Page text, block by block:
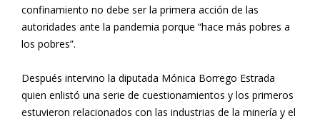
confinamiento no debe ser la primera acción de las
autoridades ante la pandemia porque “hace más pobres a
los pobres”.
Después intervino la diputada Mónica Borrego Estrada
quien enlistó una serie de cuestionamientos y los primeros
estuvieron relacionados con las industrias de la minería y el